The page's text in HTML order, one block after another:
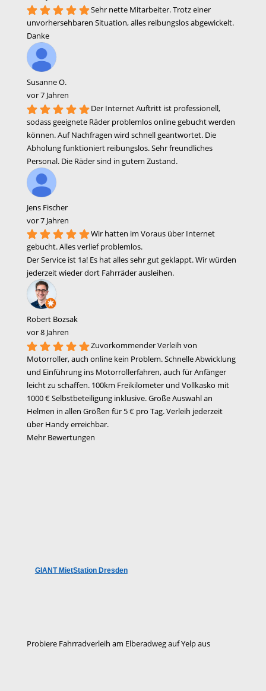
Sehr nette Mitarbeiter. Trotz einer
unvorhersehbaren Situation, alles reibungslos abgewickelt.
Danke
Susanne O.
vor 7 Jahren
Der Internet Auftritt ist professionell,
sodass geeignete Räder problemlos online gebucht werden
können. Auf Nachfragen wird schnell geantwortet. Die
Abholung funktioniert reibungslos. Sehr freundliches
Personal. Die Räder sind in gutem Zustand.
Jens Fischer
vor 7 Jahren
Wir hatten im Voraus über Internet
gebucht. Alles verlief problemlos.
Der Service ist 1a! Es hat alles sehr gut geklappt. Wir würden
jederzeit wieder dort Fahrräder ausleihen.
Robert Bozsak
vor 8 Jahren
Zuvorkommender Verleih von
Motorroller, auch online kein Problem. Schnelle Abwicklung
und Einführung ins Motorrollerfahren, auch für Anfänger
leicht zu schaffen. 100km Freikilometer und Vollkasko mit
1000 € Selbstbeteiligung inklusive. Große Auswahl an
Helmen in allen Größen für 5 € pro Tag. Verleih jederzeit
über Handy erreichbar.
Mehr Bewertungen
GIANT MietStation Dresden
Probiere Fahrradverleih am Elberadweg auf Yelp aus